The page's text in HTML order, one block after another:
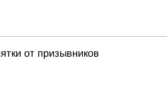
от призывников